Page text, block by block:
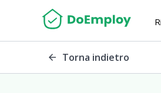
arrow_back Torna indietro